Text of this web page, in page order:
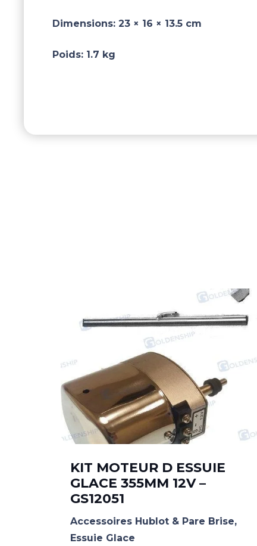
Dimensions: 23 × 16 × 13.5 cm
Poids: 1.7 kg
KIT MOTEUR D ESSUIE
GLACE 355MM 12V –
GS12051
Accessoires Hublot & Pare Brise,
Essuie Glace